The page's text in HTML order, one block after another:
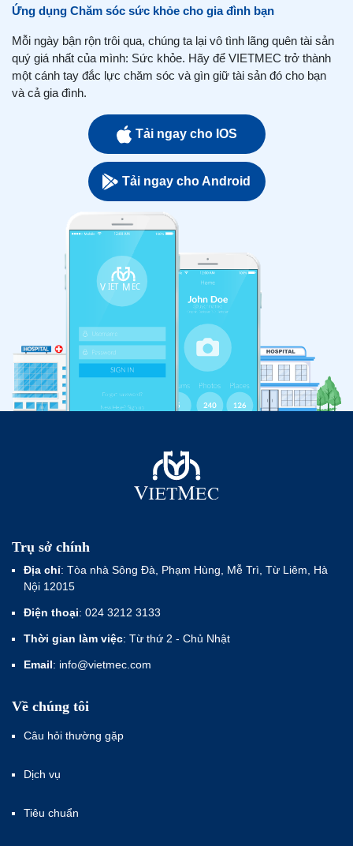
Ứng dụng Chăm sóc sức khỏe cho gia đình bạn
Mỗi ngày bận rộn trôi qua, chúng ta lại vô tình lãng quên tài sản
quý giá nhất của mình: Sức khỏe. Hãy để VIETMEC trở thành
một cánh tay đắc lực chăm sóc và gìn giữ tài sản đó cho bạn
và cả gia đình.
Tải ngay cho IOS
Tải ngay cho Android
Trụ sở chính
Địa chỉ: Tòa nhà Sông Đà, Phạm Hùng, Mễ Trì, Từ Liêm, Hà
Nội 12015
Điện thoại: 024 3212 3133
Thời gian làm việc: Từ thứ 2 - Chủ Nhật
Email: info@vietmec.com
Về chúng tôi
Câu hỏi thường gặp
Dịch vụ
Tiêu chuẩn